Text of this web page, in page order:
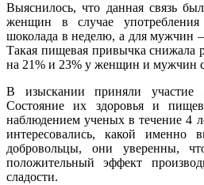
Выяснилось, что данная связь
женщин в случае
шоколада в неделю, а для мужчин
Такая пищевая привычка снижала
на 21% и 23% у женщин и мужчин
В изыскании приняли
Состояние их здоровья и
наблюдением ученых в течение 4
интересовались, какой именно
добровольцы, они уверенны,
положительный эффект
сладости.